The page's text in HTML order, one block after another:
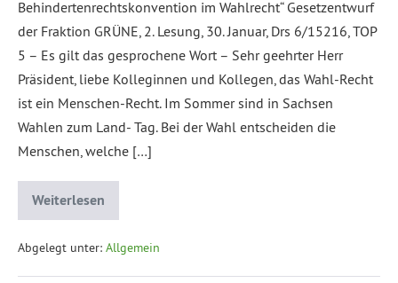
Behindertenrechtskonvention im Wahlrecht“ Gesetzentwurf
der Fraktion GRÜNE, 2. Lesung, 30. Januar, Drs 6/15216, TOP
5 – Es gilt das gesprochene Wort – Sehr geehrter Herr
Präsident, liebe Kolleginnen und Kollegen, das Wahl-Recht
ist ein Menschen-Recht. Im Sommer sind in Sachsen
Wahlen zum Land- Tag. Bei der Wahl entscheiden die
Menschen, welche […]
Weiterlesen
Abgelegt unter: Allgemein